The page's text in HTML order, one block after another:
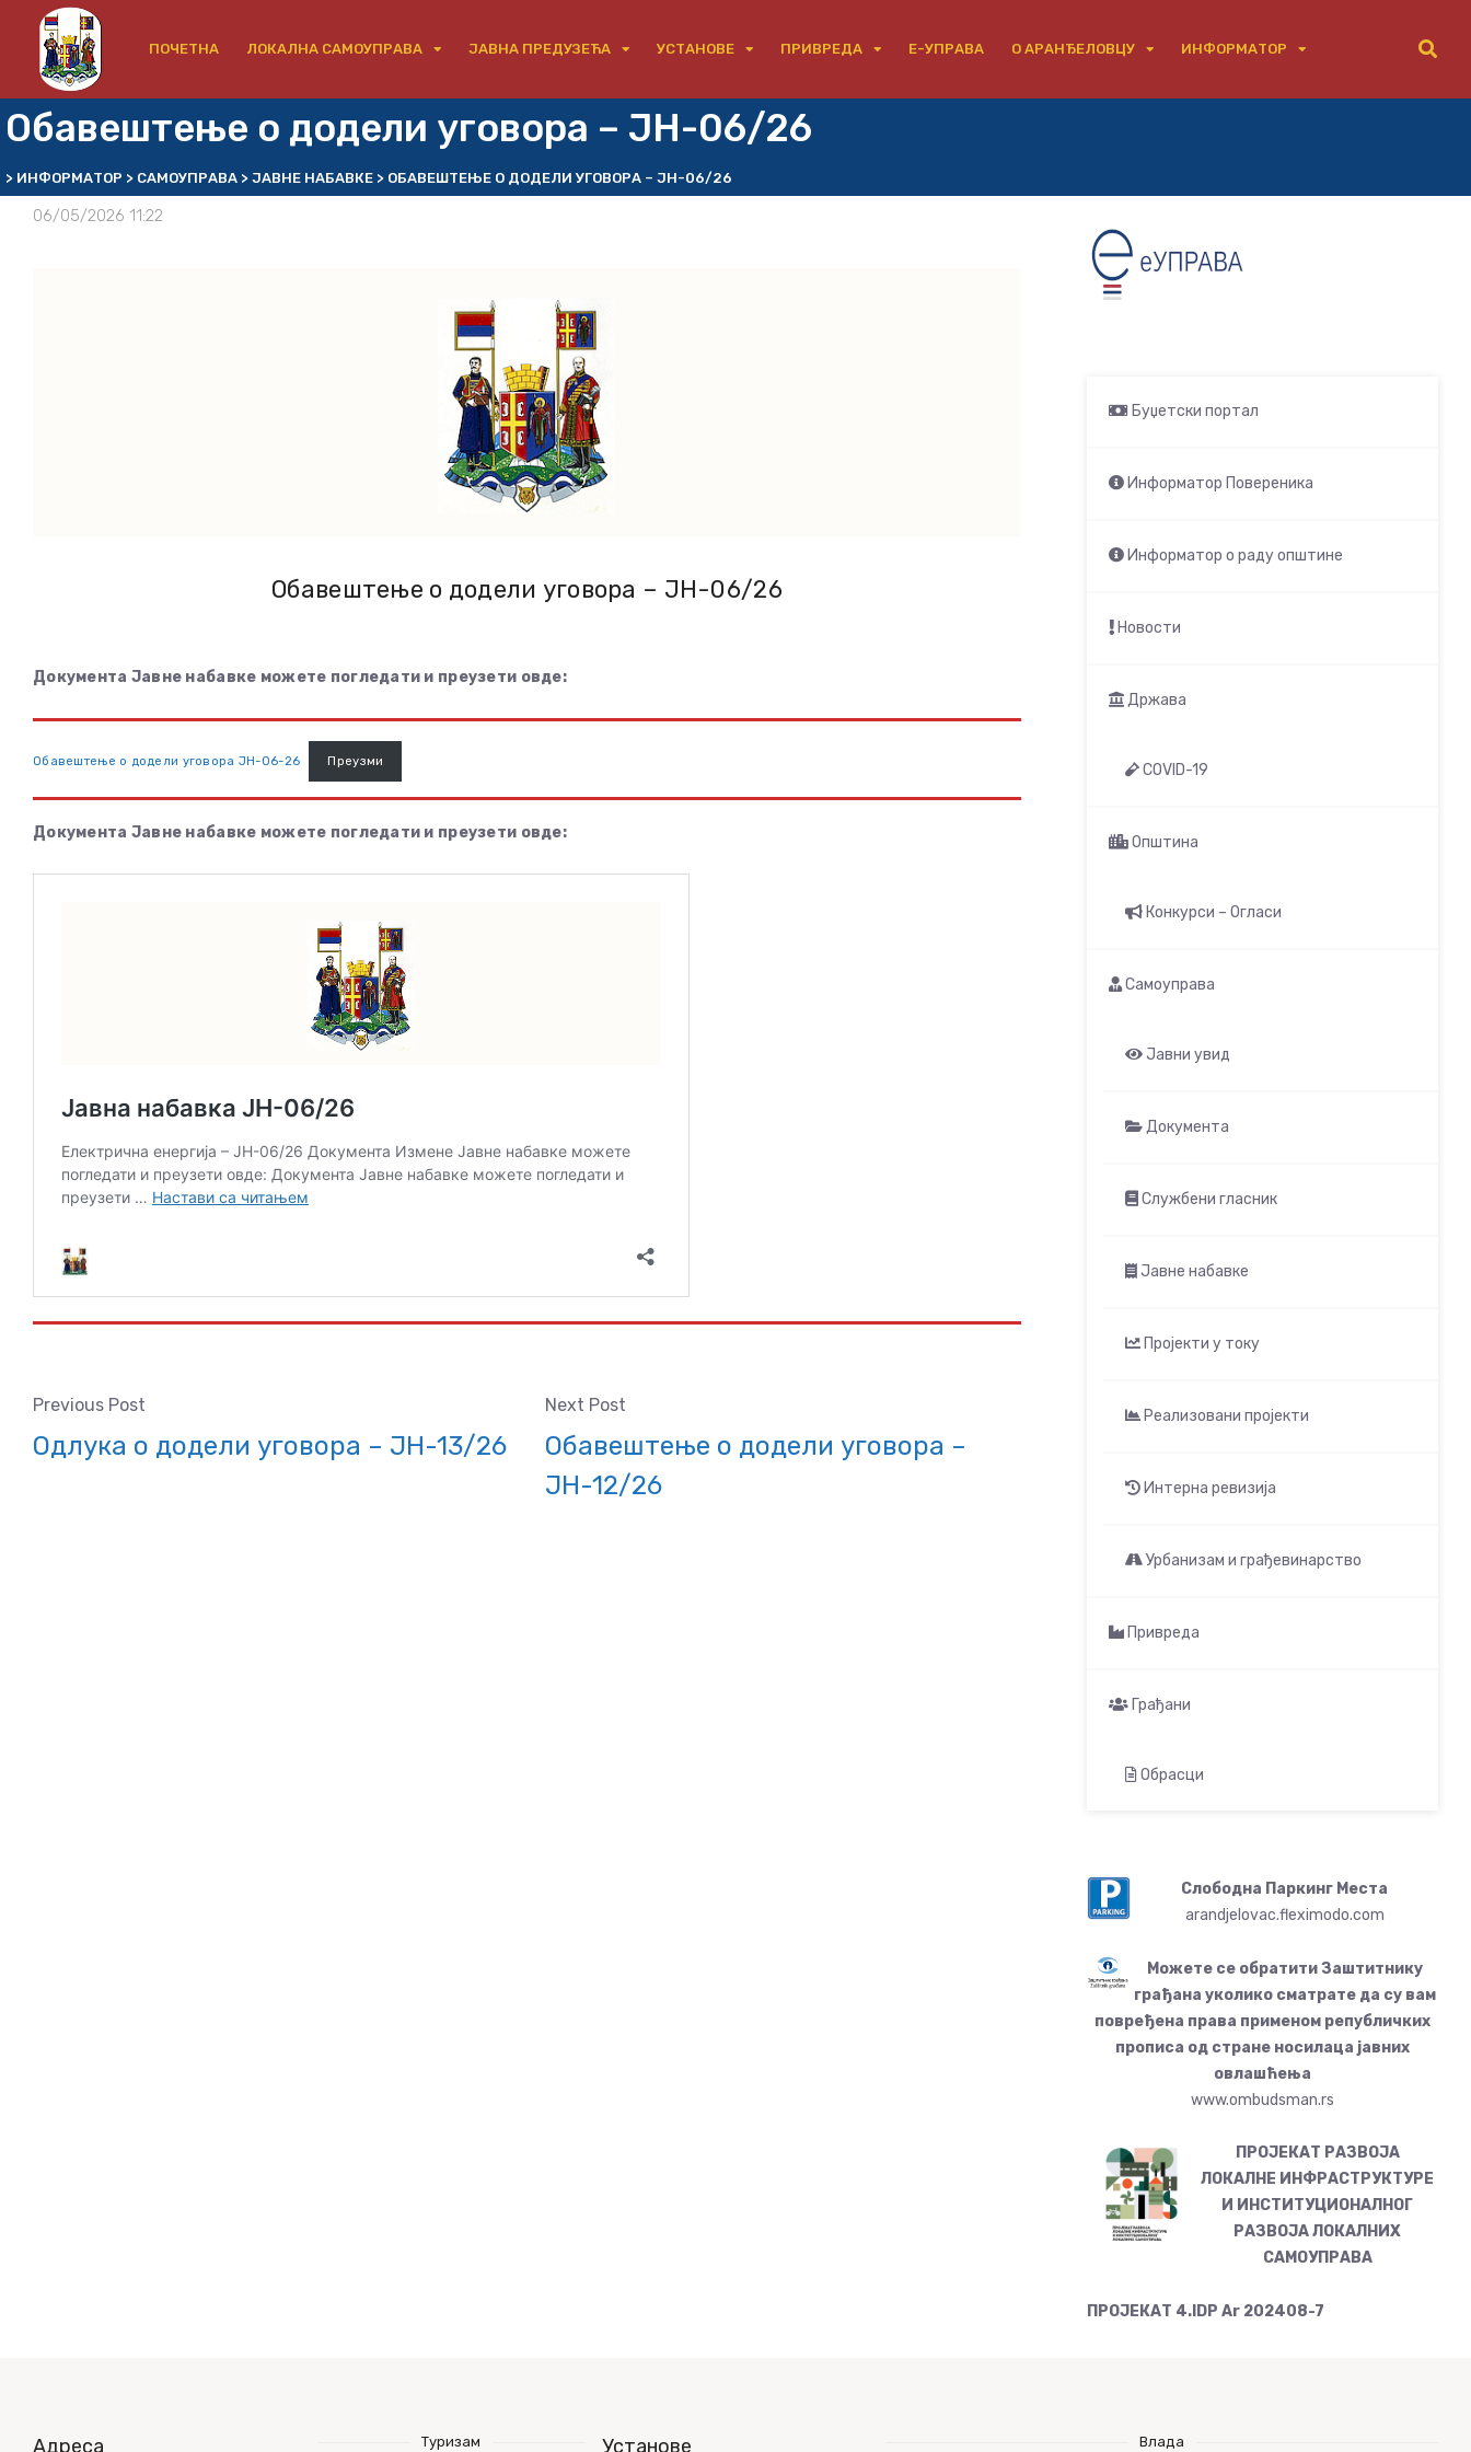
ПОЧЕТНА ЛОКАЛНА САМОУПРАВА ЈАВНА ПРЕДУЗЕЋА УСТАНОВЕ ПРИВРЕДА Е-УПРАВА О АРАНЂЕЛОВЦУ ИНФОРМАТОР
Обавештење о додели уговора – ЈН-06/26
> ИНФОРМАТОР > САМОУПРАВА > ЈАВНЕ НАБАВКЕ > ОБАВЕШТЕЊЕ О ДОДЕЛИ УГОВОРА – ЈН-06/26
06/05/2026 11:22
Обавештење о додели уговора – ЈН-06/26
Документа Јавне набавке можете погледати и преузети овде:
Обавештење о додели уговора ЈН-06-26 Преузми
Документа Јавне набавке можете погледати и преузети овде:
Previous Post
Одлука о додели уговора – ЈН-13/26
Next Post
Обавештење о додели уговора –
ЈН-12/26
Буџетски портал
Информатор Повереника
Информатор о раду општине
Новости
Држава
COVID-19
Општина
Конкурси – Огласи
Самоуправа
Јавни увид
Документа
Службени гласник
Јавне набавке
Пројекти у току
Реализовани пројекти
Интерна ревизија
Урбанизам и грађевинарство
Привреда
Грађани
Обрасци
Слободна Паркинг Места
arandjelovac.fleximodo.com
Можете се обратити Заштитнику
грађана уколико сматрате да су вам
повређена права применом републичких
прописа од стране носилаца јавних
овлашћења
www.ombudsman.rs
ПРОЈЕКАТ РАЗВОЈА
ЛОКАЛНЕ ИНФРАСТРУКТУРЕ
И ИНСТИТУЦИОНАЛНОГ
РАЗВОЈА ЛОКАЛНИХ
САМОУПРАВА
ПРОЈЕКАТ 4.IDP Ar 202408-7
Адреса Туризам Установе Влада